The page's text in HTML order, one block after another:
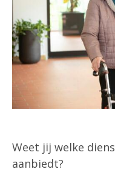
Weet jij welke
aanbiedt?